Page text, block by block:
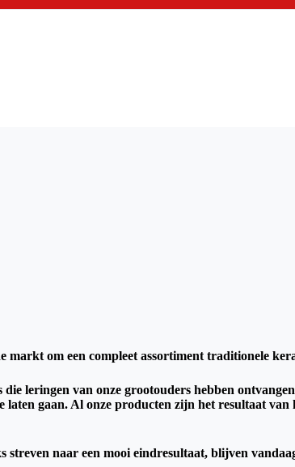
om een ​​compleet assortiment traditionele
leringen van onze grootouders hebben
laten gaan. Al onze producten zijn het resultaat
naar een mooi eindresultaat, blijven